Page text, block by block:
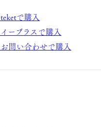
teketで購入
イープラスで購入
お問い合わせで購入